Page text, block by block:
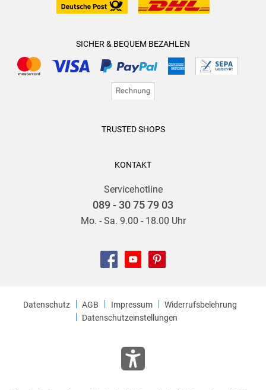
SICHER & BEQUEM BEZAHLEN
TRUSTED SHOPS
KONTAKT
Servicehotline
089 - 30 75 79 03
Mo. - Sa. 9.00 - 18.00 Uhr
Datenschutz AGB Impressum
Widerrufsbelehrung
Datenschutzeinstellungen